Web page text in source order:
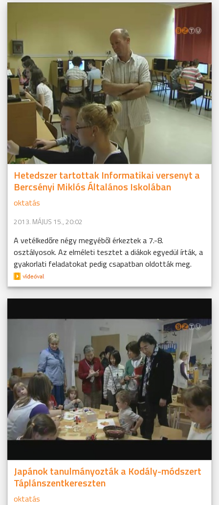
Hetedszer tartottak Informatikai versenyt a
Bercsényi Miklós Általános Iskolában
oktatás
2013. MÁJUS 15., 20:02
A vetélkedőre négy megyéből érkeztek a 7.-8.
osztályosok. Az elméleti tesztet a diákok egyedül írták, a
gyakorlati feladatokat pedig csapatban oldották meg.
Japánok tanulmányozták a Kodály-módszert
Táplánszentkereszten
oktatás